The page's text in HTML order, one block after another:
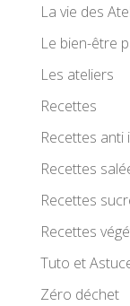
La vie des
Le bien-être
Les ateliers
Recettes
Recettes anti
Recettes
Recettes
Recettes
Tuto et
Zéro déchet